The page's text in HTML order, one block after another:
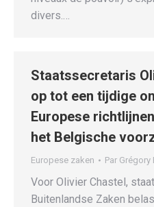
divers.…
Staatssecretaris
op tot een tijdige
Europese
het Belgische
Europese zaken Par Grégory
Voor Olivier Chastel,
Buitenlandse Zaken